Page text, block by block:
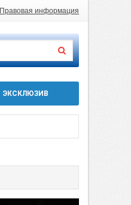
Правовая информация
ЭКСКЛЮЗИВ